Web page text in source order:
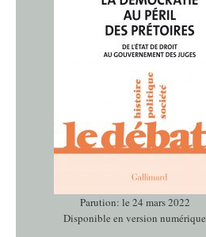
Parution: le 24 mars 2022
Disponible en version numérique